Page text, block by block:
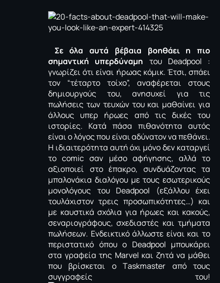
Σε όλα αυτά βέβαια βοηθάει η πιο
σημαντική υπερδύναμη του Deadpool :
γνωρίζει ότι είναι ήρωας κόμικ. Έτσι, σπάει
τον “τέταρτο τοίχο”, αναφέρεται στους
δημιουργούς του, ανησυχεί για τις
πωλήσεις των τευχών του και μαθαίνει για
άλλους υπερ ήρωες από τις δικές του
ιστορίες. Κατά πάσα πιθανότητα αυτός
είναι ο λόγος που είναι αδύνατον να πεθάνει.
Η ιδιαιτερότητα αυτή όχι μόνο δεν καταργεί
το comic σαν μέσο αφήγησης, αλλά το
αξιοποιεί στο έπακρο, συνδυάζοντας τα
μπαλονάκια διαλόγου με τους εσωτερικούς
μονολόγους του Deadpool (εξάλλου έχει
τουλάχιστον τρεις προσωπικότητες…) και
με καυστικά σχόλια για ήρωες και κακούς,
σεναριογράφους, σχεδιαστές και τμήματα
πωλήσεων. Ενδεικτικό άλλωστε είναι και το
περιστατικό όπου ο Deadpool μπουκάρει
στα γραφεία της Μarvel και ζητά να μάθει
που βρίσκεται o Τaskmaster από τους
συγγραφείς του!